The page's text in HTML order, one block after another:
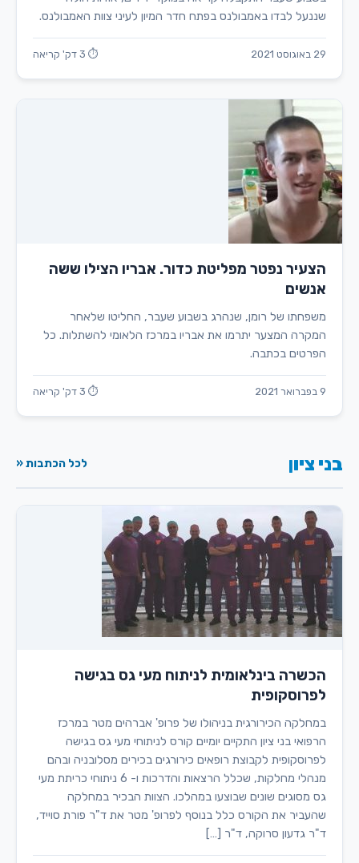
שננעל לבדו באמבולנס בפתח חדר המיון לעיני צוות האמבולנס.
29 באוגוסט 2021 ⏱ 3 דק' קריאה
הצעיר נפטר מפליטת כדור. אבריו הצילו ששה
אנשים
משפחתו של רומן, שנהרג בשבוע שעבר, החליטו שלאחר
המקרה המצער יתרמו את אבריו במרכז הלאומי להשתלות. כל
הפרטים בכתבה.
9 בפברואר 2021 ⏱ 3 דק' קריאה
בני ציון לכל הכתבות «
הכשרה בינלאומית לניתוח מעי גס בגישה
לפרוסקופית
במחלקה הכירורגית בניהולו של פרופ' אברהים מטר במרכז
הרפואי בני ציון התקיים יומיים קורס לניתוחי מעי גס בגישה
לפרוסקופית לקבוצת רופאים כירורגים בכירים מסלובניה ובהם
מנהלי מחלקות, שכלל הרצאות והדרכות ו- 6 ניתוחי כריתת מעי
גס מסוגים שונים שבוצעו במהלכו. הצוות הבכיר במחלקה
שהעביר את הקורס כלל בנוסף לפרופ' מטר את ד"ר פורת סוייד,
ד"ר גדעון סרוקה, ד"ר […]